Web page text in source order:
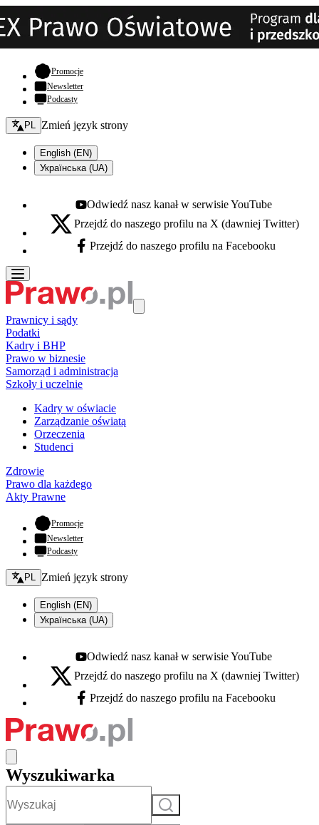
Promocje- otwiera się w nowej karcie
Newsletter
Podcasty
Zmień język - bieżący:
PL Zmień język strony
English (EN)
Українська (UA)
Youtube - otwiera się w nowej karcie
Odwiedź nasz kanał w serwisie YouTube
X - otwiera się w nowej karcie
Przejdź do naszego profilu na X (dawniej Twitter)
Facebook - otwiera się w nowej karcie
Przejdź do naszego profilu na Facebooku
Prawnicy i sądy
Podatki
Kadry i BHP
Prawo w biznesie
Samorząd i administracja
Szkoły i uczelnie
Kadry w oświacie
Zarządzanie oświatą
Orzeczenia
Studenci
Zdrowie
Prawo dla każdego
Akty Prawne
Promocje- otwiera się w nowej karcie
Newsletter
Podcasty
Zmień język - bieżący:
PL Zmień język strony
English (EN)
Українська (UA)
Youtube - otwiera się w nowej karcie
Odwiedź nasz kanał w serwisie YouTube
X - otwiera się w nowej karcie
Przejdź do naszego profilu na X (dawniej Twitter)
Facebook - otwiera się w nowej karcie
Przejdź do naszego profilu na Facebooku
Wyszukiwarka
Szukaj